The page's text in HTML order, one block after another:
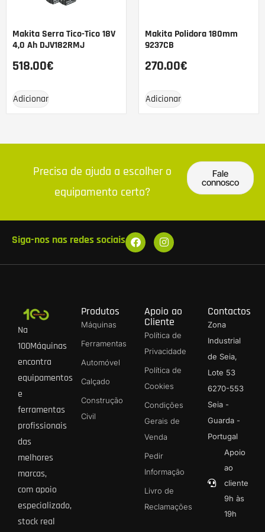
Makita Serra Tico-Tico 18V
4,0 Ah DJV182RMJ
518.00€
Adicionar
Makita Polidora 180mm
9237CB
270.00€
Adicionar
Precisa de ajuda a escolher o
equipamento certo?
Fale
connosco
Siga-nos nas redes sociais
Na
100Máquinas
encontra
equipamentos
e
ferramentas
profissionais
das
melhores
marcas,
com apoio
especializado,
stock real
Produtos
Máquinas
Ferramentas
Automóvel
Calçado
Construção
Civil
Apoio ao
Cliente
Política de
Privacidade
Política de
Cookies
Condições
Gerais de
Venda
Pedir
Informação
Livro de
Reclamações
Contactos
Zona
Industrial
de Seia,
Lote 53
6270-553
Seia -
Guarda -
Portugal
Apoio
ao
cliente
9h às
19h